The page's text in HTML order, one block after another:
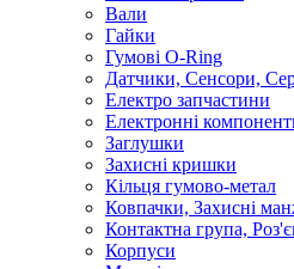
Вали
Гайки
Гумові O-Ring
Датчики, Сенсори,
Електро запчастини
Електронні
Заглушки
Захисні кришки
Кільця гумово-метал
Ковпачки, Захисні
Контактна група,
Корпуси